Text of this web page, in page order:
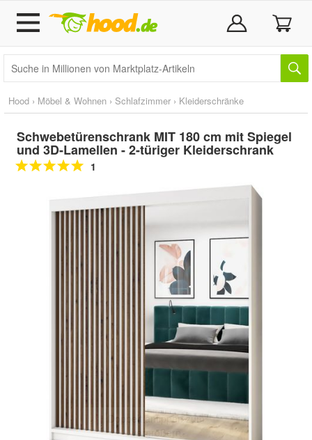
Hood › Möbel & Wohnen › Schlafzimmer › Kleiderschränke
Schwebetürenschrank MIT 180 cm mit Spiegel
und 3D-Lamellen - 2-türiger Kleiderschrank
1
Doppelt antippen zum
vergrößern